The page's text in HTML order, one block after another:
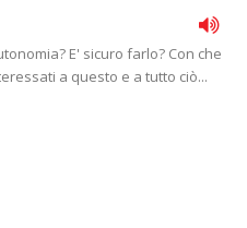
E' sicuro farlo? Con che
a questo e a tutto ciò...